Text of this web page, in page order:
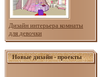
Дизайн интерьера комнаты
для девочки
Новые дизайн - проекты